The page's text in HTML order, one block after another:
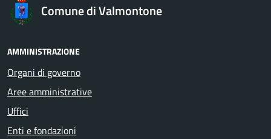
Comune di Valmontone
AMMINISTRAZIONE
Organi di governo
Aree amministrative
Uffici
Enti e fondazioni